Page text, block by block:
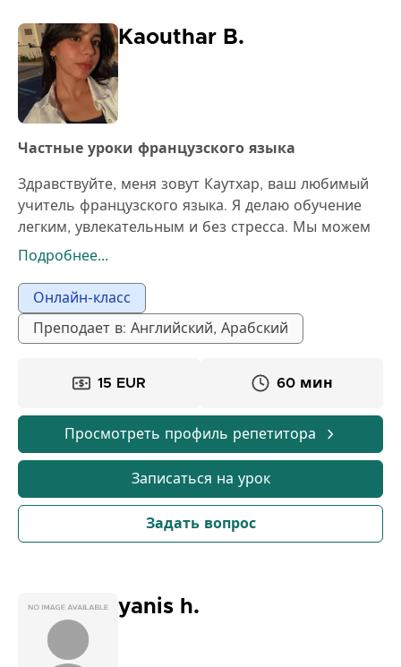
конкретный прогресс с урока на урок.
Kaouthar B.
Частные уроки французского языка
Здравствуйте, меня зовут Каутхар, ваш любимый
учитель французского языка. Я делаю обучение
легким, увлекательным и без стресса. Мы можем
сосредоточиться на говорении, аудировании или
ваших целей. Мои уроки дружелюбны,
интерактивны и адаптированы под вас.
Присоединяйтесь ко мне и говорите по-
Подробнее...
Онлайн-класс
Преподает в: Английский, Арабский
15 EUR 60 мин
Просмотреть профиль репетитора
Записаться на урок
Задать вопрос
yanis h.